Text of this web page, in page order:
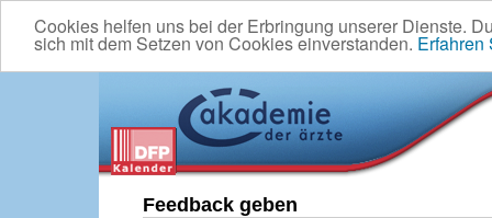
Cookies helfen uns bei der Erbringung unserer Dienste.
sich mit dem Setzen von Cookies einverstanden. Erfahren
Feedback geben